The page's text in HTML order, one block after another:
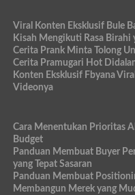
Viral Konten Eksklusif Bule
Kisah Mengikuti Rasa Birahi
Cerita Prank Minta Tolong
Cerita Pramugari Hot
Konten Eksklusif Fbyana
Videonya
Cara Menentukan Prioritas
Budget
Panduan Membuat Buyer
yang Tepat Sasaran
Panduan Membuat
Membangun Merek yang